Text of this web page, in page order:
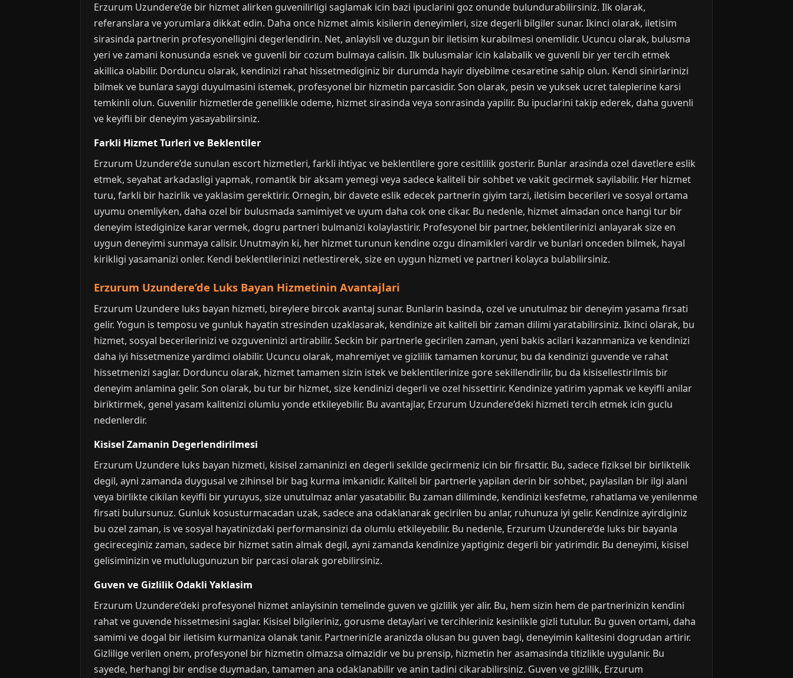
Erzurum Uzundere’de bir hizmet alirken guvenilirligi saglamak icin bazi ipuclarini goz onunde bulundurabilirsiniz. Ilk olarak,
referanslara ve yorumlara dikkat edin. Daha once hizmet almis kisilerin deneyimleri, size degerli bilgiler sunar. Ikinci olarak, iletisim
sirasinda partnerin profesyonelligini degerlendirin. Net, anlayisli ve duzgun bir iletisim kurabilmesi onemlidir. Ucuncu olarak, bulusma
yeri ve zamani konusunda esnek ve guvenli bir cozum bulmaya calisin. Ilk bulusmalar icin kalabalik ve guvenli bir yer tercih etmek
akillica olabilir. Dorduncu olarak, kendinizi rahat hissetmediginiz bir durumda hayir diyebilme cesaretine sahip olun. Kendi sinirlarinizi
bilmek ve bunlara saygi duyulmasini istemek, profesyonel bir hizmetin parcasidir. Son olarak, pesin ve yuksek ucret taleplerine karsi
temkinli olun. Guvenilir hizmetlerde genellikle odeme, hizmet sirasinda veya sonrasinda yapilir. Bu ipuclarini takip ederek, daha guvenli
ve keyifli bir deneyim yasayabilirsiniz.
Farkli Hizmet Turleri ve Beklentiler
Erzurum Uzundere’de sunulan escort hizmetleri, farkli ihtiyac ve beklentilere gore cesitlilik gosterir. Bunlar arasinda ozel davetlere eslik
etmek, seyahat arkadasligi yapmak, romantik bir aksam yemegi veya sadece kaliteli bir sohbet ve vakit gecirmek sayilabilir. Her hizmet
turu, farkli bir hazirlik ve yaklasim gerektirir. Ornegin, bir davete eslik edecek partnerin giyim tarzi, iletisim becerileri ve sosyal ortama
uyumu onemliyken, daha ozel bir bulusmada samimiyet ve uyum daha cok one cikar. Bu nedenle, hizmet almadan once hangi tur bir
deneyim istediginize karar vermek, dogru partneri bulmanizi kolaylastirir. Profesyonel bir partner, beklentilerinizi anlayarak size en
uygun deneyimi sunmaya calisir. Unutmayin ki, her hizmet turunun kendine ozgu dinamikleri vardir ve bunlari onceden bilmek, hayal
kirikligi yasamanizi onler. Kendi beklentilerinizi netlestirerek, size en uygun hizmeti ve partneri kolayca bulabilirsiniz.
Erzurum Uzundere’de Luks Bayan Hizmetinin Avantajlari
Erzurum Uzundere luks bayan hizmeti, bireylere bircok avantaj sunar. Bunlarin basinda, ozel ve unutulmaz bir deneyim yasama firsati
gelir. Yogun is temposu ve gunluk hayatin stresinden uzaklasarak, kendinize ait kaliteli bir zaman dilimi yaratabilirsiniz. Ikinci olarak, bu
hizmet, sosyal becerilerinizi ve ozguveninizi artirabilir. Seckin bir partnerle gecirilen zaman, yeni bakis acilari kazanmaniza ve kendinizi
daha iyi hissetmenize yardimci olabilir. Ucuncu olarak, mahremiyet ve gizlilik tamamen korunur, bu da kendinizi guvende ve rahat
hissetmenizi saglar. Dorduncu olarak, hizmet tamamen sizin istek ve beklentilerinize gore sekillendirilir, bu da kisisellestirilmis bir
deneyim anlamina gelir. Son olarak, bu tur bir hizmet, size kendinizi degerli ve ozel hissettirir. Kendinize yatirim yapmak ve keyifli anilar
biriktirmek, genel yasam kalitenizi olumlu yonde etkileyebilir. Bu avantajlar, Erzurum Uzundere’deki hizmeti tercih etmek icin guclu
nedenlerdir.
Kisisel Zamanin Degerlendirilmesi
Erzurum Uzundere luks bayan hizmeti, kisisel zamaninizi en degerli sekilde gecirmeniz icin bir firsattir. Bu, sadece fiziksel bir birliktelik
degil, ayni zamanda duygusal ve zihinsel bir bag kurma imkanidir. Kaliteli bir partnerle yapilan derin bir sohbet, paylasilan bir ilgi alani
veya birlikte cikilan keyifli bir yuruyus, size unutulmaz anlar yasatabilir. Bu zaman diliminde, kendinizi kesfetme, rahatlama ve yenilenme
firsati bulursunuz. Gunluk kosusturmacadan uzak, sadece ana odaklanarak gecirilen bu anlar, ruhunuza iyi gelir. Kendinize ayirdiginiz
bu ozel zaman, is ve sosyal hayatinizdaki performansinizi da olumlu etkileyebilir. Bu nedenle, Erzurum Uzundere’de luks bir bayanla
gecireceginiz zaman, sadece bir hizmet satin almak degil, ayni zamanda kendinize yaptiginiz degerli bir yatirimdir. Bu deneyimi, kisisel
gelisiminizin ve mutlulugunuzun bir parcasi olarak gorebilirsiniz.
Guven ve Gizlilik Odakli Yaklasim
Erzurum Uzundere’deki profesyonel hizmet anlayisinin temelinde guven ve gizlilik yer alir. Bu, hem sizin hem de partnerinizin kendini
rahat ve guvende hissetmesini saglar. Kisisel bilgileriniz, gorusme detaylari ve tercihleriniz kesinlikle gizli tutulur. Bu guven ortami, daha
samimi ve dogal bir iletisim kurmaniza olanak tanir. Partnerinizle aranizda olusan bu guven bagi, deneyimin kalitesini dogrudan artirir.
Gizlilige verilen onem, profesyonel bir hizmetin olmazsa olmazidir ve bu prensip, hizmetin her asamasinda titizlikle uygulanir. Bu
sayede, herhangi bir endise duymadan, tamamen ana odaklanabilir ve anin tadini cikarabilirsiniz. Guven ve gizlilik, Erzurum